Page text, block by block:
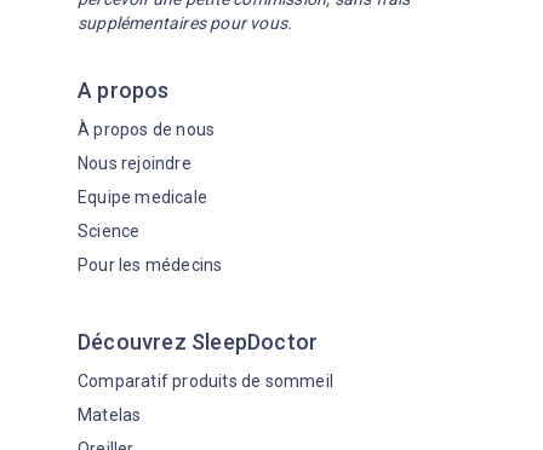
A propos
Découvrez SleepDoctor
supplémentaires pour vous.
Nous rejoindre
Equipe medicale
Science
Matelas
Comparatif produits de sommeil
Pour les médecins
À propos de nous